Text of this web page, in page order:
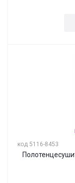
код 5116-8453